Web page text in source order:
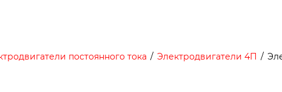
постоянного тока / Электродвигатели 4П /